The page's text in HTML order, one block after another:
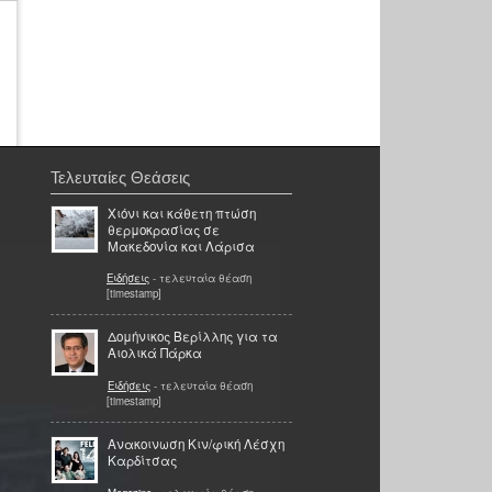
Τελευταίες Θεάσεις
Χιόνι και κάθετη πτώση
θερμοκρασίας σε
Μακεδονία και Λάρισα
Ειδήσεις - τελευταία θέαση
[timestamp]
Δομήνικος Βερίλλης για τα
Αιολικά Πάρκα
Ειδήσεις - τελευταία θέαση
[timestamp]
Ανακοινωση Κιν/φική Λέσχη
Καρδίτσας